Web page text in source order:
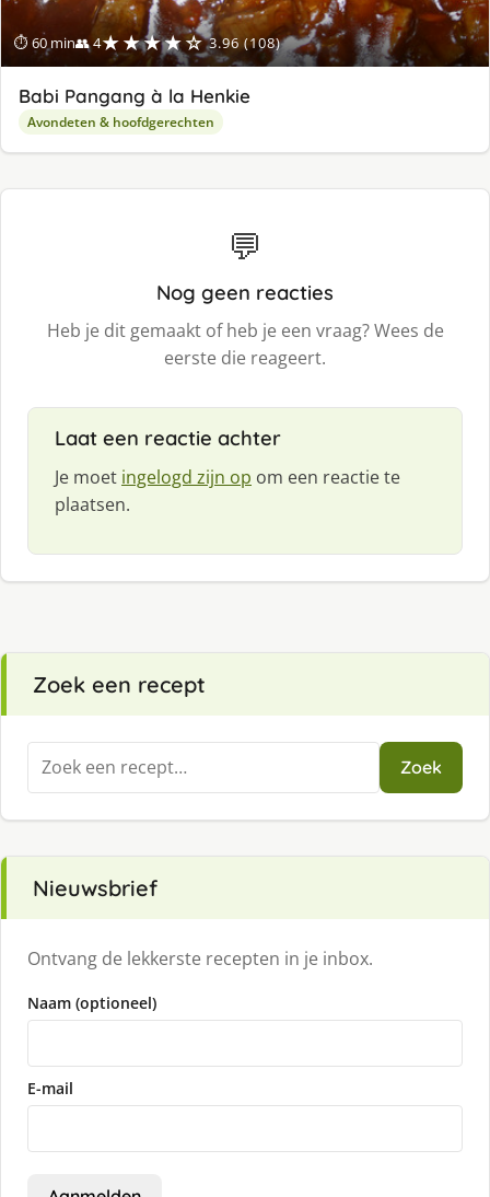
⏱ 60 min👥 4★★★★☆ 3.96 (108)
Babi Pangang à la Henkie
Avondeten & hoofdgerechten
💬
Nog geen reacties
Heb je dit gemaakt of heb je een vraag? Wees de
eerste die reageert.
Laat een reactie achter
Je moet ingelogd zijn op om een reactie te
plaatsen.
Zoek een recept
Zoeken
naar:
Zoek
Nieuwsbrief
Ontvang de lekkerste recepten in je inbox.
Naam (optioneel)
E-mail